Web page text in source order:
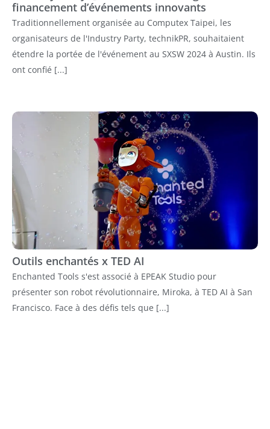
financement d’événements innovants
Traditionnellement organisée au Computex Taipei, les
organisateurs de l'Industry Party, technikPR, souhaitaient
étendre la portée de l'événement au SXSW 2024 à Austin. Ils
ont confié [...]
Outils enchantés x TED AI
Enchanted Tools s'est associé à EPEAK Studio pour
présenter son robot révolutionnaire, Miroka, à TED AI à San
Francisco. Face à des défis tels que [...]